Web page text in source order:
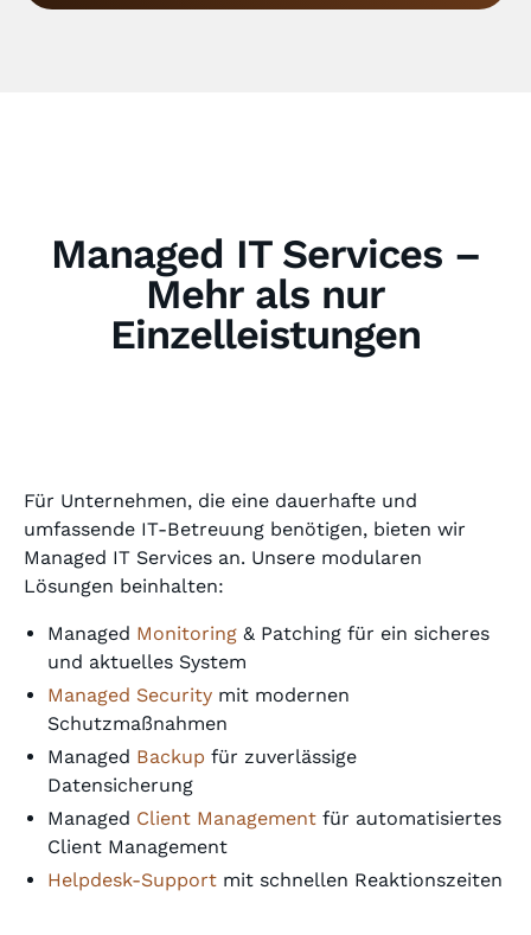
Managed IT Services –
Mehr als nur
Einzelleistungen
Für Unternehmen, die eine dauerhafte und
umfassende IT-Betreuung benötigen, bieten wir
Managed IT Services an. Unsere modularen
Lösungen beinhalten:
Managed Monitoring& Patching für ein sicheres
und aktuelles System
Managed Security mit modernen
Schutzmaßnahmen
Managed Backup für zuverlässige
Datensicherung
Managed Client Managementfür automatisiertes
Client Management
Helpdesk-Supportmit schnellen Reaktionszeiten